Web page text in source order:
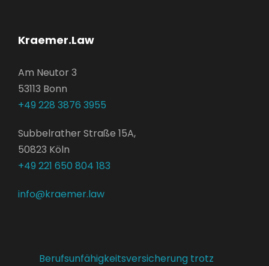
Kraemer.Law
Am Neutor 3
53113 Bonn
+49 228 3876 3955
Subbelrather Straße 15A,
50823 Köln
+49 221 650 804 183
info@kraemer.law
Berufsunfähigkeitsversicherung trotz